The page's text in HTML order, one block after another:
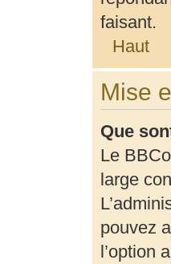
faisant.
Haut
Mise
Que
Le
large
pouvez
l’option